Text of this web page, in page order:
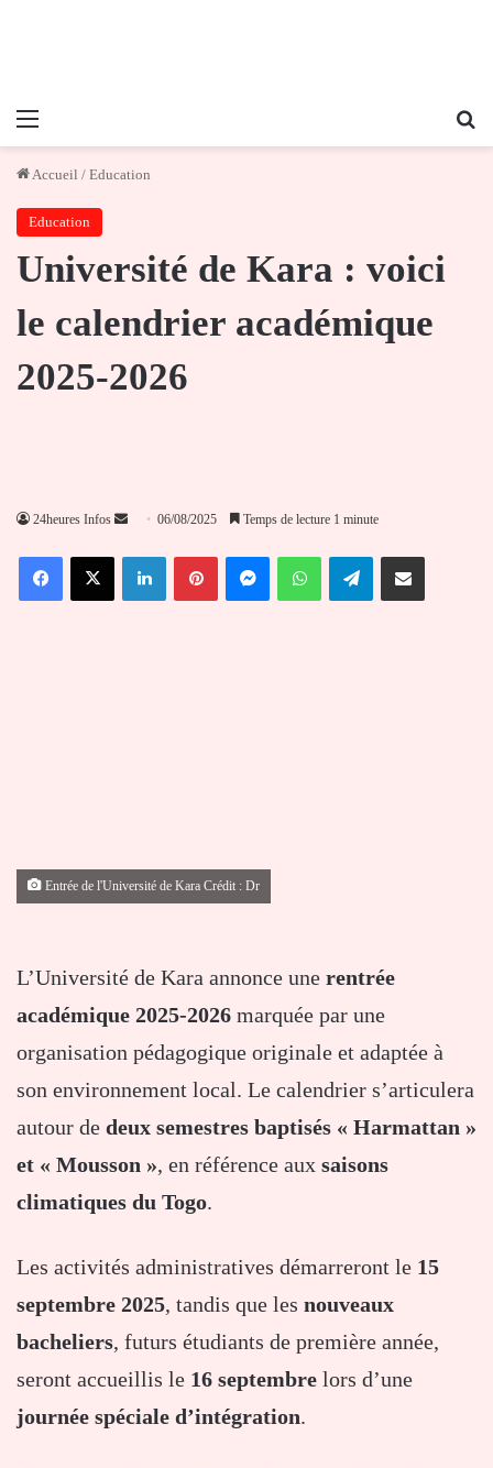
Menu
Accueil / Education
Education
Université de Kara : voici
le calendrier académique
2025-2026
24heures Infos
Envoyer
courriel
06/08/2025 Temps de lecture 1 minute
FacebookX LinkedinPinterestMessengerWhatsAppTelegramPartager par email
Entrée de l'Université de Kara Crédit : Dr
L’Université de Kara annonce une rentrée
académique 2025-2026 marquée par une
organisation pédagogique originale et adaptée à
son environnement local. Le calendrier s’articulera
autour de deux semestres baptisés « Harmattan »
et « Mousson », en référence aux saisons
climatiques du Togo.
Les activités administratives démarreront le 15
septembre 2025, tandis que les nouveaux
bacheliers, futurs étudiants de première année,
seront accueillis le 16 septembre lors d’une
journée spéciale d’intégration.